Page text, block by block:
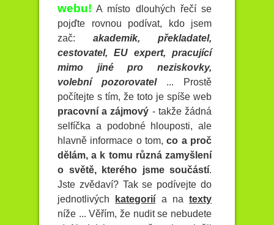
webu! A místo dlouhých řečí se
pojďte rovnou podívat, kdo jsem
zač: akademik, překladatel,
cestovatel, EU expert, pracující
mimo jiné pro neziskovky,
volební pozorovatel
... Prostě
počítejte s tím, že toto je spíše web
pracovní a zájmový - takže žádná
selfíčka a podobné hlouposti, ale
hlavně informace o tom,co a proč
dělám, a k tomu různá zamyšlení
o světě, kterého jsme součástí.
Jste zvědaví? Tak se podívejte do
jednotlivých
kategorií a na texty
níže ... Věřím, že nudit se nebudete